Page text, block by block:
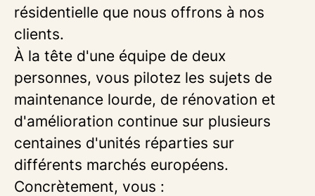
résidentielle que nous offrons à nos
clients.
À la tête d'une équipe de deux
personnes, vous pilotez les sujets de
maintenance lourde, de rénovation et
d'amélioration continue sur plusieurs
centaines d'unités réparties sur
différents marchés européens.
Concrètement, vous :